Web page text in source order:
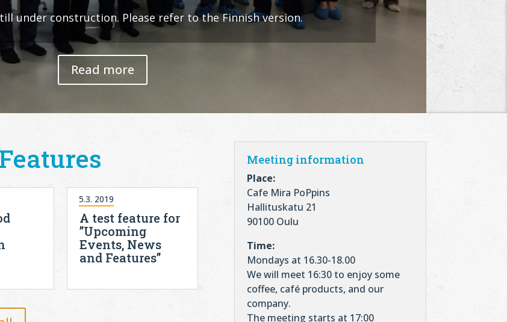
under construction. Please refer to the Finnish version.
Read more
A test feature for
”Upcoming
Events, News
and Features”
5.3. 2019
Meeting information
Place:
Cafe Mira PoPpins
Hallituskatu 21
90100 Oulu
Time:
Mondays at 16.30-18.00
We will meet 16:30 to enjoy some
coffee, café products, and our
company.
The meeting starts at 17:00